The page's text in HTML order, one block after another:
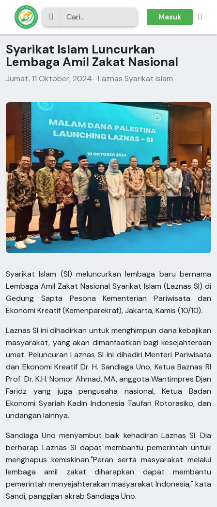
Masuk
Syarikat Islam Luncurkan
Lembaga Amil Zakat Nasional
Jumat, 11 Oktober, 2024- Laznas Syarikat Islam
Syarikat Islam (SI) meluncurkan lembaga baru bernama
Lembaga Amil Zakat Nasional Syarikat Islam (Laznas SI) di
Gedung Sapta Pesona Kementerian Pariwisata dan
Ekonomi Kreatif (Kemenparekraf), Jakarta, Kamis (10/10).
Laznas SI ini dihadirkan untuk menghimpun dana kebajikan
masyarakat, yang akan dimanfaatkan bagi kesejahteraan
umat. Peluncuran Laznas SI ini dihadiri Menteri Pariwisata
dan Ekonomi Kreatif Dr. H. Sandiaga Uno, Ketua Baznas RI
Prof Dr. K.H. Nomor Ahmad, MA, anggota Wantimpres Djan
Faridz yang juga pengusaha nasional, Ketua Badan
Ekonomi Syariah Kadin Indonesia Taufan Rotorasiko, dan
undangan lainnya.
Sandiaga Uno menyambut baik kehadiran Laznas SI. Dia
berharap Laznas SI dapat membantu pemerintah untuk
menghapus kemiskinan."Peran serta masyarakat melalui
lembaga amil zakat diharapkan dapat membantu
pemerintah menyejahterakan masyarakat Indonesia," kata
Sandi, panggilan akrab Sandiaga Uno.